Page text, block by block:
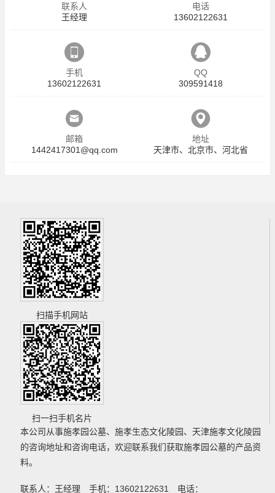
联系人
王经理
电话
13602122631
手机
13602122631
QQ
309591418
邮箱
1442417301@qq.com
地址
天津市、北京市、河北省
扫描手机网站
扫一扫手机名片
本公司从事施孝园公墓、 施孝生态文化陵园、 天津施孝文化陵园
的咨询地址和咨询电话，欢迎联系我们获取施孝园公墓的产品资
料。
联系人：王经理 手机：13602122631 电话：